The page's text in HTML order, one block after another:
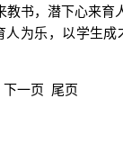
书，潜下心来育
为乐，以学生
下一页 尾页